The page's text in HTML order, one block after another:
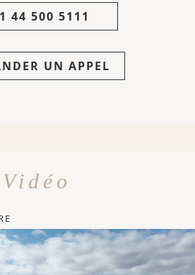
44 500 5111
UN APPEL
Vidéo